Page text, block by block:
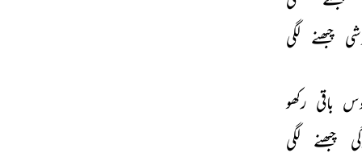
چبھنے لگی
باقی رکھو
چبھنے لگی